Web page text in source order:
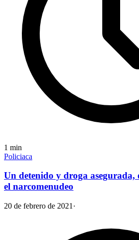
1 min
Policiaca
Un detenido y droga
el narcomenudeo
20 de febrero de 2021 ·